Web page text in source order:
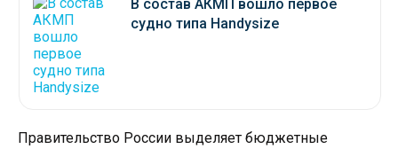
В состав АКМП вошло первое
судно типа Handysize
Правительство России выделяет бюджетные